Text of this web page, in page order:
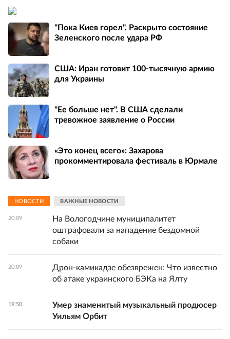
"Пока Киев горел". Раскрыто состояние
Зеленского после удара РФ
США: Иран готовит 100-тысячную армию
для Украины
"Ее больше нет". В США сделали
тревожное заявление о России
«Это конец всего»: Захарова
прокомментировала фестиваль в Юрмале
НОВОСТИ ВАЖНЫЕ НОВОСТИ
20:09
На Вологодчине муниципалитет
оштрафовали за нападение бездомной
собаки
20:09
Дрон-камикадзе обезврежен: Что известно
об атаке украинского БЭКа на Ялту
19:50
Умер знаменитый музыкальный продюсер
Уильям Орбит